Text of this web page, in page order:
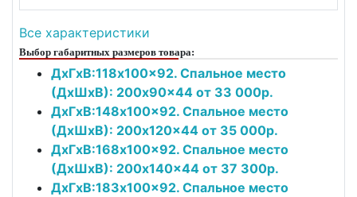
Все характеристики
Выбор габаритных размеров товара:
ДxГxВ:118x100x92. Спальное место
(ДxШxВ): 200x90x44 от 33 000р.
ДxГxВ:148x100x92. Спальное место
(ДxШxВ): 200x120x44 от 35 000р.
ДxГxВ:168x100x92. Спальное место
(ДxШxВ): 200x140x44 от 37 300р.
ДxГxВ:183x100x92. Спальное место